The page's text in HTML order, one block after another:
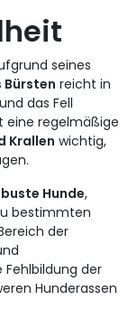
seines
reicht in
das Fell
eine regelmäßige
Krallen wichtig,
Hunde,
bestimmten
der
der
Hunderassen